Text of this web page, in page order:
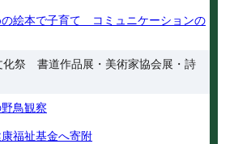
の絵本で子育て コミュニケーションの
化祭 書道作品展・美術家協会展・詩
鳥観察
福祉基金へ寄附